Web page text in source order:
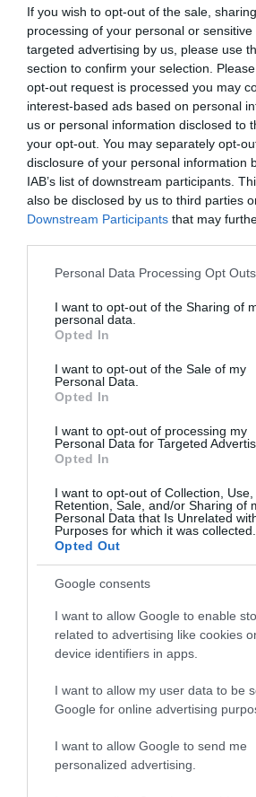
If you wish to opt-out of the sale,
processing of your personal or
targeted advertising by us, please use
section to confirm your selection.
opt-out request is processed you may
interest-based ads based on personal
us or personal information disclosed to
your opt-out. You may separately opt-
disclosure of your personal information
IAB’s list of downstream participants.
also be disclosed by us to third parties
Downstream Participants that may
Please note that this website/app uses
not limited to your visit or usage
grant or deny consent to Google and its
use your data for below specified
consent section.
Personal Data Processing Opt Outs
I want to opt-out of the Sharing of
personal data.
Opted In
I want to opt-out of the Sale of my
Personal Data.
Opted In
I want to opt-out of processing my
Personal Data for Targeted
Opted In
I want to opt-out of Collection, Use,
Retention, Sale, and/or Sharing of
Personal Data that Is Unrelated
Purposes for which it was collected.
Opted Out
Google consents
I want to allow Google to enable
related to advertising like cookies
device identifiers in apps.
I want to allow my user data to be
Google for online advertising
I want to allow Google to send me
personalized advertising.
Every Day Hyperdry Normal
Ultra Plus Σερβιέτες
2x9τμχ
Διαθέσιμο
2,25 €
Every
Ultra
2,25 €
O.B. Original Ταμπόν
Super 16τμχ
Διαθέσιμο
O.B.